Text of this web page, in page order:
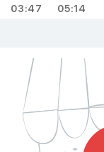
03:47 05:14